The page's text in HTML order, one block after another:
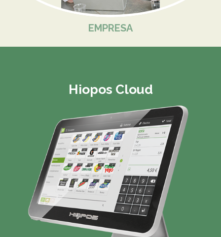
EMPRESA
Hiopos Cloud